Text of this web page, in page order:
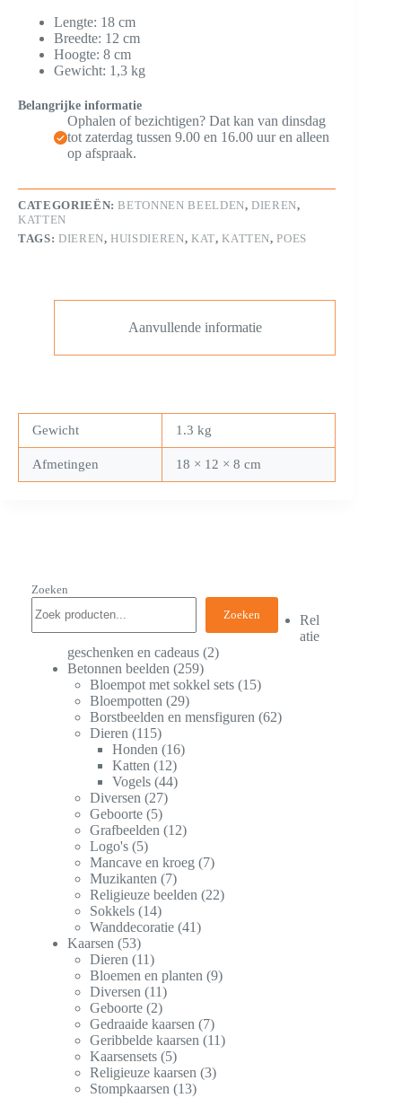
Lengte: 18 cm
Breedte: 12 cm
Hoogte: 8 cm
Gewicht: 1,3 kg
Belangrijke informatie
Ophalen of bezichtigen? Dat kan van dinsdag
tot zaterdag tussen 9.00 en 16.00 uur en alleen
op afspraak.
CATEGORIEËN:BETONNEN BEELDEN,DIEREN,
KATTEN
TAGS: DIEREN,HUISDIEREN, KAT,KATTEN,POES
Aanvullende informatie
Gewicht 1.3 kg
Afmetingen 18 × 12 × 8 cm
Zoeken
Zoeken
Rel
atie
geschenken en cadeaus 2
Betonnen beelden
259
Bloempot met sokkel sets 15
Bloempotten
29
Borstbeelden en mensfiguren 62
Dieren
115
Honden
16
Katten
12
Vogels 44
Diversen
27
Geboorte 5
Grafbeelden
12
Logo's 5
Mancave en kroeg
7
Muzikanten
7
Religieuze beelden
22
Sokkels 14
Wanddecoratie 41
Kaarsen
53
Dieren
11
Bloemen en planten 9
Diversen
11
Geboorte 2
Gedraaide kaarsen
7
Geribbelde kaarsen
11
Kaarsensets 5
Religieuze kaarsen 3
Stompkaarsen
13